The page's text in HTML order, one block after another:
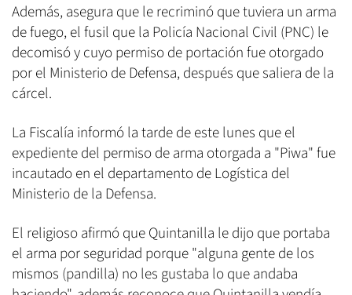
Además, asegura que le recriminó que tuviera un arma
de fuego, el fusil que la Policía Nacional Civil (PNC) le
decomisó y cuyo permiso de portación fue otorgado
por el Ministerio de Defensa, después que saliera de la
cárcel.
La Fiscalía informó la tarde de este lunes que el
expediente del permiso de arma otorgada a "Piwa" fue
incautado en el departamento de Logística del
Ministerio de la Defensa.
El religioso afirmó que Quintanilla le dijo que portaba
el arma por seguridad porque "alguna gente de los
mismos (pandilla) no les gustaba lo que andaba